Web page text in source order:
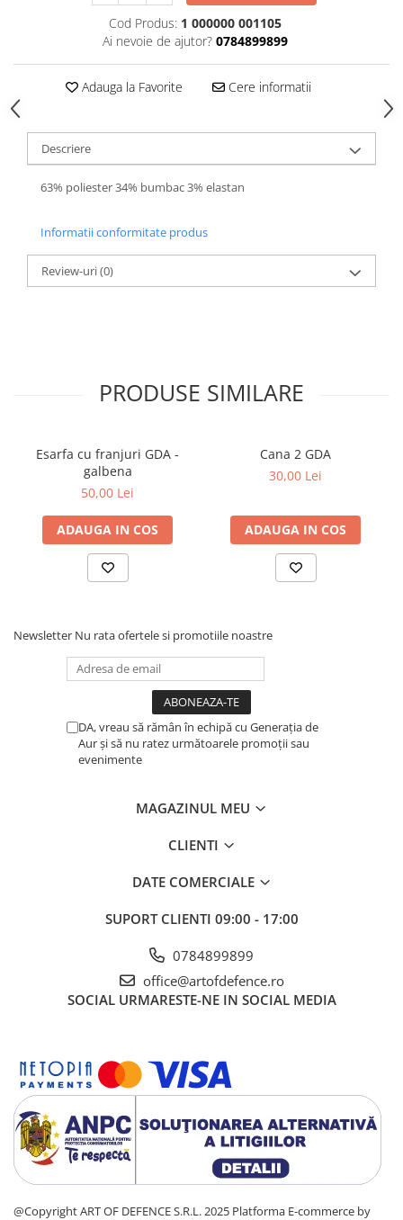
Cod Produs: 1 000000 001105
Ai nevoie de ajutor? 0784899899
Adauga la Favorite Cere informatii
Descriere
63% poliester 34% bumbac 3% elastan
Informatii conformitate produs
Review-uri(0)
PRODUSE SIMILARE
Esarfa cu franjuri GDA -
galbena
50,00 Lei
ADAUGA IN COS
Cana 2 GDA
30,00 Lei
ADAUGA IN COS
Newsletter Nu rata ofertele si promotiile noastre
DA, vreau să rămân în echipă cu Generația de
Aur și să nu ratez următoarele promoții sau
evenimente
MAGAZINUL MEU
CLIENTI
DATE COMERCIALE
SUPORT CLIENTI 09:00 - 17:00
0784899899
office@artofdefence.ro
SOCIAL URMARESTE-NE IN SOCIAL MEDIA
@Copyright ART OF DEFENCE S.R.L. 2025 Platforma E-commerce by